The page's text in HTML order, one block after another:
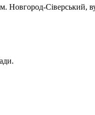
Новгород-Сіверський,